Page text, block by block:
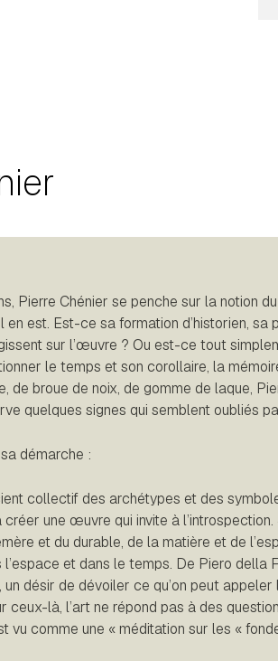
Pierre Chénier se penche sur la notion
en est. Est-ce sa formation d’historien, sa
sur l’œuvre ? Ou est-ce tout
le temps et son corollaire, la
de broue de noix, de gomme de laque,
quelques signes qui semblent oubliés
démarche :
collectif des archétypes et des
une œuvre qui invite à l’introspection.
et du durable, de la matière et de
et dans le temps. De Piero della
un désir de dévoiler ce qu’on peut
ceux-là, l’art ne répond pas à des
vu comme une « méditation sur les «